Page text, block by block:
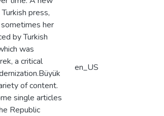
press,
her
by Turkish
was
a critical
of content.
single articles
Republic
en_US